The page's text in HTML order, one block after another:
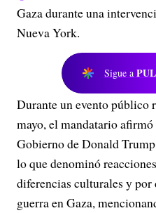
Gaza durante una
Nueva York.
Sigue a
Durante un evento público
mayo, el mandatario
Gobierno de Donald
lo que denominó
diferencias culturales y por
guerra en Gaza,